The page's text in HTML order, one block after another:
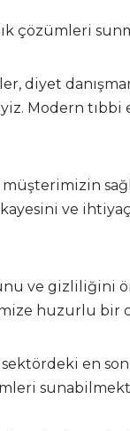
çözümleri
diyet
Modern tıbbi
müşterimizin
ve
ve gizliliğini
huzurlu
sektördeki en